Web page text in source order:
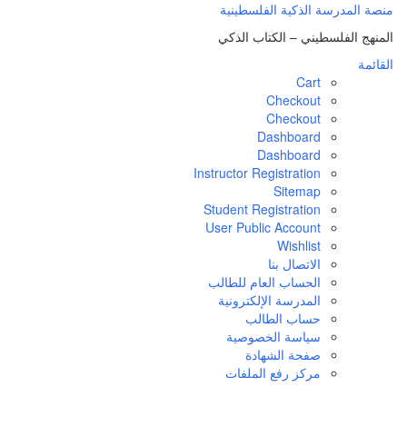
منصة المدرسة الذكية الفلسطينية
المنهج الفلسطيني – الكتاب الذكي
القائمة
Cart
Checkout
Checkout
Dashboard
Dashboard
Instructor Registration
Sitemap
Student Registration
User Public Account
Wishlist
الاتصال بنا
الحساب العام للطالب
المدرسة الإلكترونية
حساب الطالب
سياسة الخصوصية
صفحة الشهادة
مركز رفع الملفات